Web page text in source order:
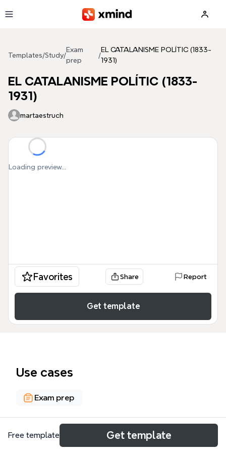
Templates/Study/
Exam
prep
/
EL CATALANISME POLÍTIC (1833-
1931)
EL CATALANISME POLÍTIC (1833-
1931)
martaestruch
Loading preview...
Favorites Share Report
Get template
Use cases
Exam prep
About
Free template Get template